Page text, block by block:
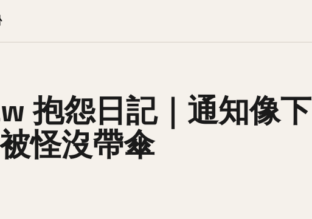
抱怨日記｜通知像下
怪沒帶傘